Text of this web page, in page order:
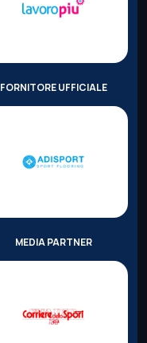
FORNITORE UFFICIALE
MEDIA PARTNER